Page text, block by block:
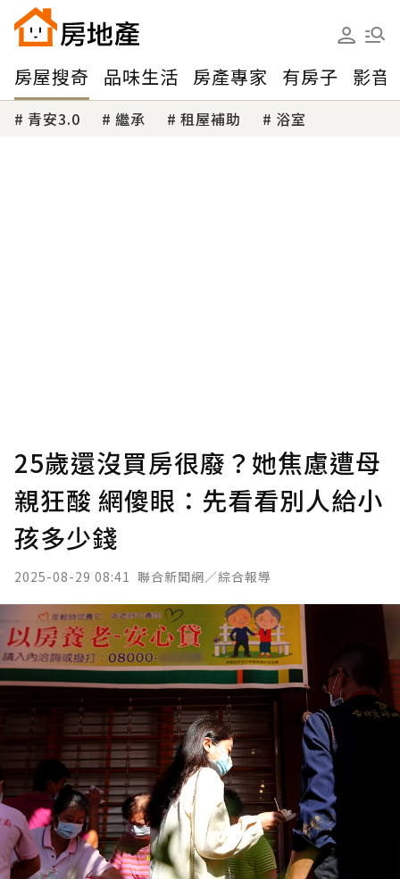
房屋搜奇 品味生活 房產專家 有房子 影音
青安3.0 繼承 租屋補助 浴室
25歲還沒買房很廢？她焦慮遭母
親狂酸 網傻眼：先看看別人給小
孩多少錢
2025-08-29 08:41 聯合新聞網／綜合報導